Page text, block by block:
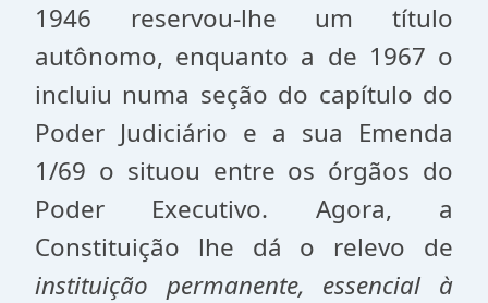
1946 reservou-lhe um título
autônomo, enquanto a de 1967 o
incluiu numa seção do capítulo do
Poder Judiciário e a sua Emenda
1/69 o situou entre os órgãos do
Poder Executivo. Agora, a
Constituição lhe dá o relevo de
instituição permanente, essencial à